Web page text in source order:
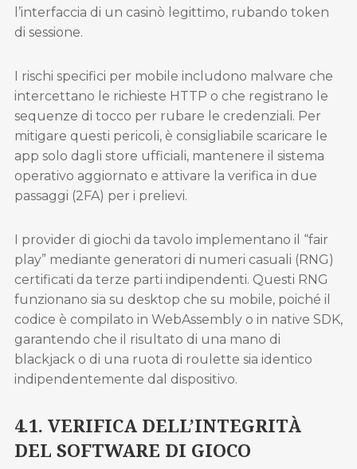
l’interfaccia di un casinò legittimo, rubando token
di sessione.
I rischi specifici per mobile includono malware che
intercettano le richieste HTTP o che registrano le
sequenze di tocco per rubare le credenziali. Per
mitigare questi pericoli, è consigliabile scaricare le
app solo dagli store ufficiali, mantenere il sistema
operativo aggiornato e attivare la verifica in due
passaggi (2FA) per i prelievi.
I provider di giochi da tavolo implementano il “fair
play” mediante generatori di numeri casuali (RNG)
certificati da terze parti indipendenti. Questi RNG
funzionano sia su desktop che su mobile, poiché il
codice è compilato in WebAssembly o in native SDK,
garantendo che il risultato di una mano di
blackjack o di una ruota di roulette sia identico
indipendentemente dal dispositivo.
4.1. VERIFICA DELL’INTEGRITÀ
DEL SOFTWARE DI GIOCO